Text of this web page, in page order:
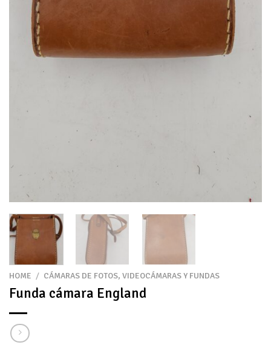
HOME / CÁMARAS DE FOTOS, VIDEOCÁMARAS Y FUNDAS
Funda cámara England